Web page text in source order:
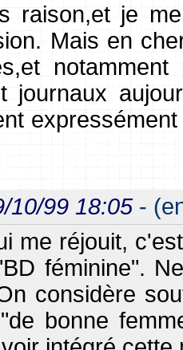
raison,et je
Mais en
journaux
10/99 18:05 -
me réjouit,
féminine".
considère
bonne